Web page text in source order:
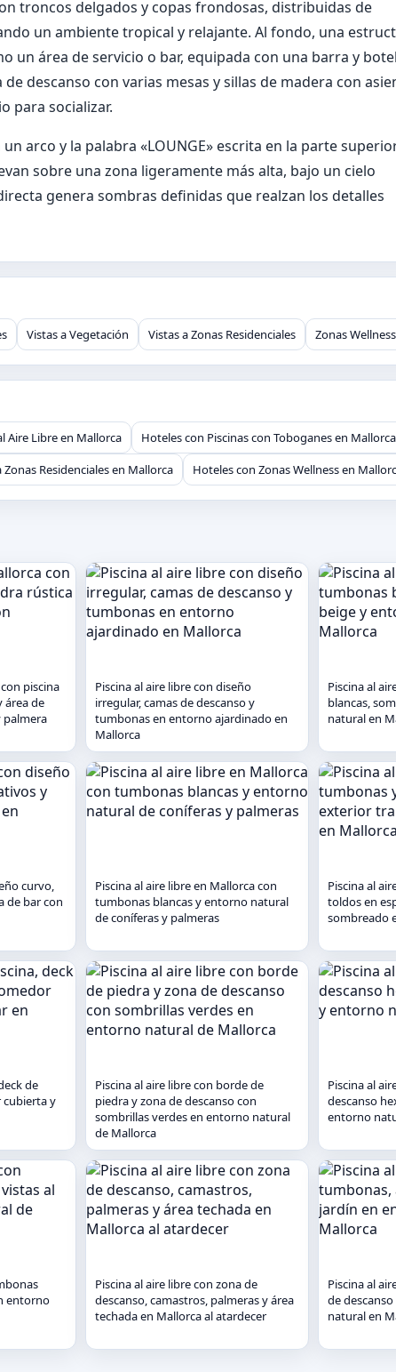
troncos delgados y copas frondosas, distribuidas de
un ambiente tropical y relajante. Al fondo, una
un área de servicio o bar, equipada con una barra y
descanso con varias mesas y sillas de madera con
para socializar.
arco y la palabra «LOUNGE» escrita en la parte
sobre una zona ligeramente más alta, bajo un cielo
genera sombras definidas que realzan los detalles
Vistas a Vegetación Vistas a Zonas Residenciales Zonas Wellness
Aire Libre en Mallorca
Hoteles con Piscinas con Toboganes en Mallorca
Residenciales en Mallorca Hoteles con Zonas Wellness en
piscina
área de
palmera
Piscina al aire libre con diseño
irregular, camas de descanso y
tumbonas en entorno ajardinado en
Mallorca
Piscina al
blancas,
natural en
curvo,
de bar con
Piscina al aire libre en Mallorca con
tumbonas blancas y entorno natural
de coníferas y palmeras
Piscina al
toldos en
sombreado
de
cubierta y
Piscina al aire libre con borde de
piedra y zona de descanso con
sombrillas verdes en entorno natural
de Mallorca
Piscina al
descanso
entorno
entorno
Piscina al aire libre con zona de
descanso, camastros, palmeras y área
techada en Mallorca al atardecer
Piscina al
de
natural en